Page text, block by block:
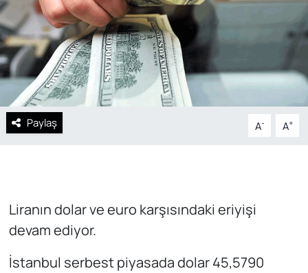
Paylaş A- A+
Liranın dolar ve euro karşısındaki eriyişi
devam ediyor.
İstanbul serbest piyasada dolar 45,5790